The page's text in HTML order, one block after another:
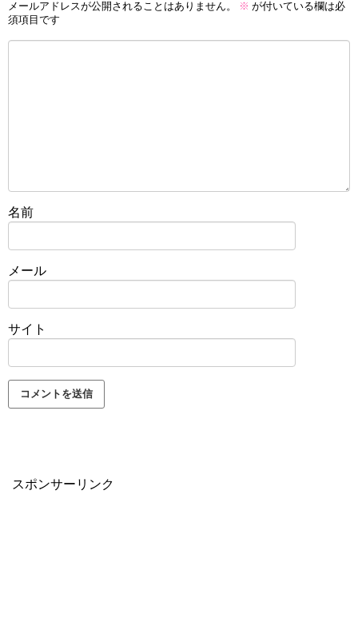
メールアドレスが公開されることはありません。 ※ が付いている欄は必
須項目です
名前
メール
サイト
スポンサーリンク